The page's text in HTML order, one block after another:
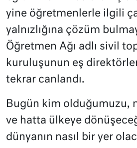
yine öğretmenlerle ilgili
yalnızlığına çözüm
Öğretmen Ağı adlı sivil
kuruluşunun eş
tekrar canlandı.
Bugün kim olduğumuzu,
ve hatta ülkeye
dünyanın nasıl bir yer